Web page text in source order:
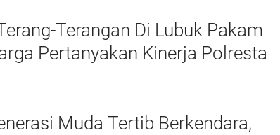
Terangan Di Lubuk Pakam
Pertanyakan Kinerja Polresta
Muda Tertib Berkendara,